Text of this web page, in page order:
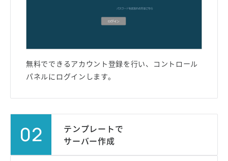
無料でできるアカウント登録を行い、コントロール
パネルにログインします。
02
テンプレートで
サーバー作成